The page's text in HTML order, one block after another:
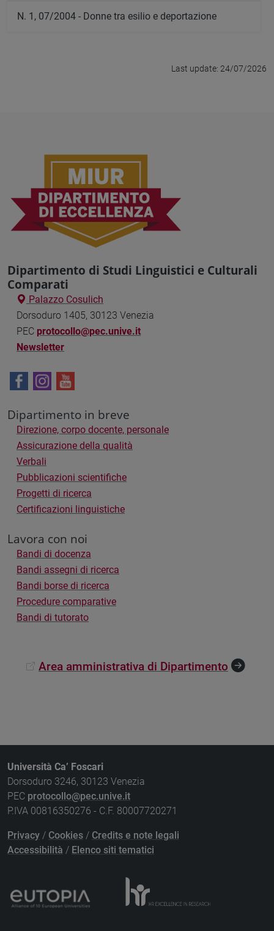
N. 1, 07/2004 - Donne tra esilio e deportazione
Last update: 24/07/2026
Dipartimento di Studi Linguistici e Culturali
Comparati
Palazzo Cosulich
Dorsoduro 1405, 30123 Venezia
PEC protocollo@pec.unive.it
Newsletter
Dipartimento in breve
Direzione, corpo docente, personale
Assicurazione della qualità
Verbali
Pubblicazioni scientifiche
Progetti di ricerca
Certificazioni linguistiche
Lavora con noi
Bandi di docenza
Bandi assegni di ricerca
Bandi borse di ricerca
Procedure comparative
Bandi di tutorato
Area amministrativa di Dipartimento
Università Ca’ Foscari
Dorsoduro 3246, 30123 Venezia
PEC protocollo@pec.unive.it
P.IVA 00816350276 - C.F. 80007720271
Privacy / Cookies / Credits e note legali
Accessibilità / Elenco siti tematici